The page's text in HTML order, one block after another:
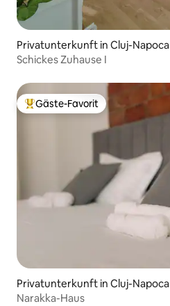
Privatunterkunft in Cluj-Napoca
Schickes Zuhause I
Beliebter Gäste-Favorit.
Gäste-Favorit
Privatunterkunft in Cluj-Napoca
Narakka-Haus